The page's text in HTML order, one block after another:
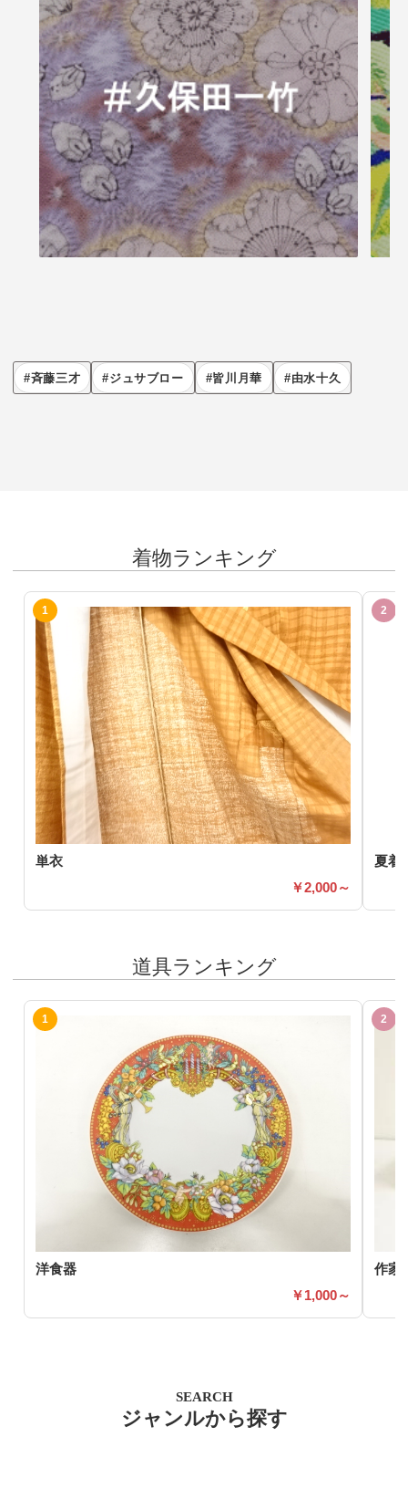
斉藤三才 ジュサブロー 皆川月華 由水十久
着物ランキング
単衣
2,000～
夏着
道具ランキング
洋食器
1,000～
作家
SEARCH
ジャンルから探す